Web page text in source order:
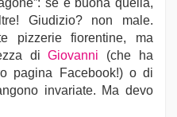
se è buona quella,
Giudizio? non male.
pizzerie fiorentine, ma
diGiovanni (che ha
pagina Facebook!) o di
invariate. Ma devo